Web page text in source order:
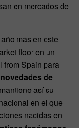
en mercados de
más en este
floor en un
from Spain para
de
así su
en el que
nacidas en